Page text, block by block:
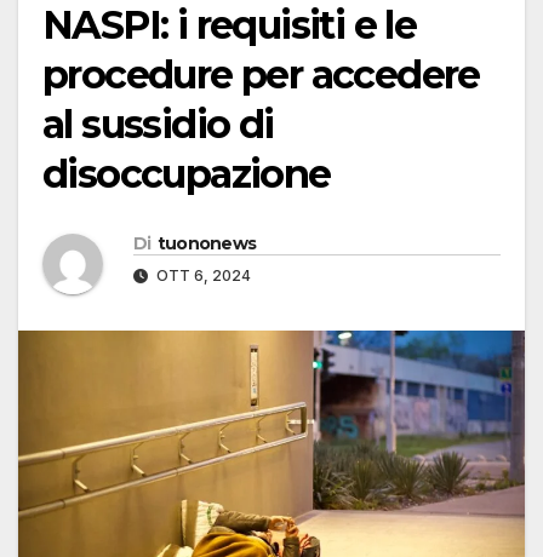
NASPI: i requisiti e le
procedure per accedere
al sussidio di
disoccupazione
Di tuononews
OTT 6, 2024